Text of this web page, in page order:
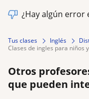
¿Hay algún error
Tus clases Inglés
clases de ingles para niños
Otros
que pueden